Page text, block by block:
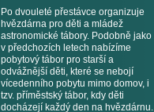
Po dvouleté přestávce organizuje
hvězdárna pro děti a mládež
astronomické tábory. Podobně jako
v předchozích letech nabízíme
pobytový tábor pro starší a
odvážnější děti, které se nebojí
vícedenního pobytu mimo domov, i
tzv. příměstský tábor, kdy děti
docházejí každý den na hvězdárnu.